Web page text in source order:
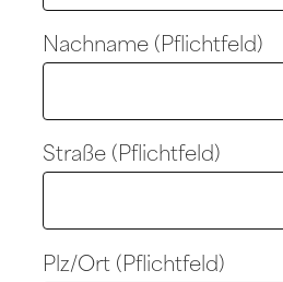
Nachname (Pflichtfeld)
Straße (Pflichtfeld)
Plz/Ort (Pflichtfeld)